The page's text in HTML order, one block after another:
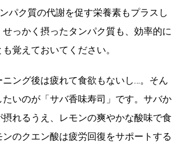
パク質の代謝を促す栄養素もプラスし
っかく摂ったタンパク質も、効率的に
覚えておいてください。
ニング後は疲れて食欲もないし…。そん
いのが「サバ香味寿司」です。サバか
摂れるうえ、レモンの爽やかな酸味で食
ンのクエン酸は疲労回復をサポートする